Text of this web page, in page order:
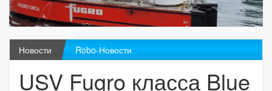
Новости Robo-Новости
USV Fugro класса Blue